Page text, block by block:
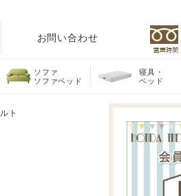
お問い合わせ
ソファ
ソファベッド
寝具・
ベッド
ト